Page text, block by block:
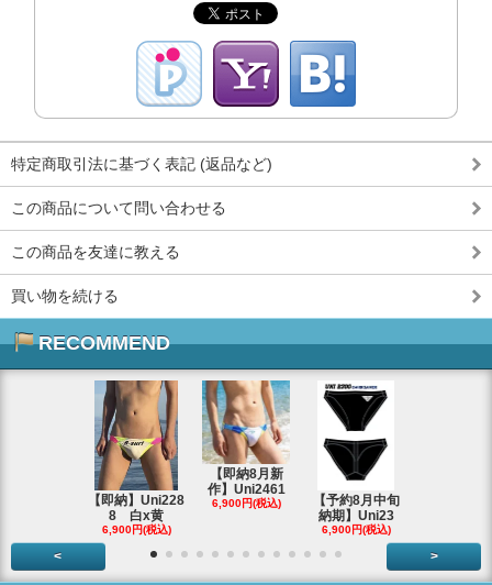
特定商取引法に基づく表記 (返品など)
この商品について問い合わせる
この商品を友達に教える
買い物を続ける
RECOMMEND
【即納】Uni228
8 白x黄
6,900円(税込)
【即納8月新
作】Uni2461
6,900円(税込)
【予約8月中旬
納期】Uni23
6,900円(税込)
< >